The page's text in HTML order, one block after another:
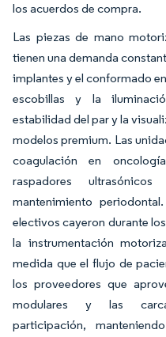
los acuerdos de compra.
Las piezas de mano
tienen una demanda
implantes y el conformado
escobillas y la
estabilidad del par y la
modelos premium. Las
coagulación en
raspadores
mantenimiento
electivos cayeron durante
la instrumentación
medida que el flujo de
los proveedores que
modulares y las
participación,